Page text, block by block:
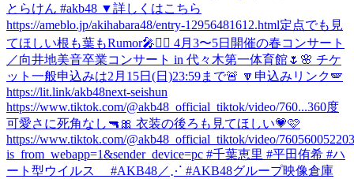
とらけん #akb48 ▼詳しくはこちら
https://ameblo.jp/akihabara48/entry-12956481612.html定点でも見
てほしい根も葉もRumor🎤❤️‍🔥 4月3〜5日開催の春コンサート
／向井地美音卒業コンサート in 代々木第一体育館🌷🌸 チケ
ット一般申込みは2月15日(日)23:59まで🚨 🔽申込みリンク🪽
https://lit.link/akb48next-seishun
https://www.tiktok.com/@akb48_official_tiktok/video/760...360度
可愛さに死角なし🔫🎀 衣装の後ろも見てほしい💗🩷
https://www.tiktok.com/@akb48_official_tiktok/video/
is_from_webapp=1&sender_device=pc #千葉恵里 #平田侑希 #ハ
ート型ウイルス #AKB48／⋰ #AKB48グループ映像倉庫